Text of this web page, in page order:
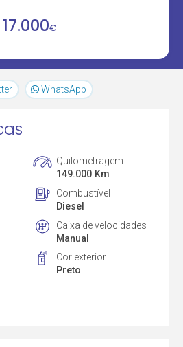
17.000€
WhatsApp
Quilometragem
149.000 Km
Combustível
Diesel
Caixa de velocidades
Manual
Cor exterior
Preto